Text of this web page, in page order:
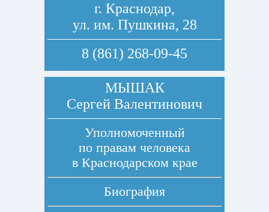
г. Краснодар,
ул. им. Пушкина, 28
8 (861) 268-09-45
МЫШАК
Сергей Валентинович
Уполномоченный
по правам человека
в Краснодарском крае
Биография